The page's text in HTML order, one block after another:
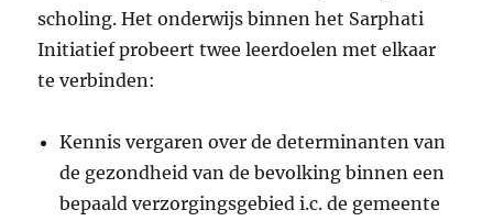
scholing. Het onderwijs binnen het Sarphati
Initiatief probeert twee leerdoelen met elkaar
te verbinden:
Kennis vergaren over de determinanten van
de gezondheid van de bevolking binnen een
bepaald verzorgingsgebied i.c. de gemeente